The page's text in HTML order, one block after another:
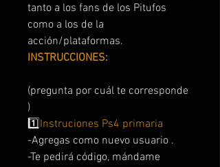
tanto a los fans de los Pitufos
como a los de la
acción/plataformas.
INSTRUCCIONES:
(pregunta por cuál te corresponde
)
1️⃣Instruciones Ps4 primaria
-Agregas como nuevo usuario .
-Te pedirá código, mándame